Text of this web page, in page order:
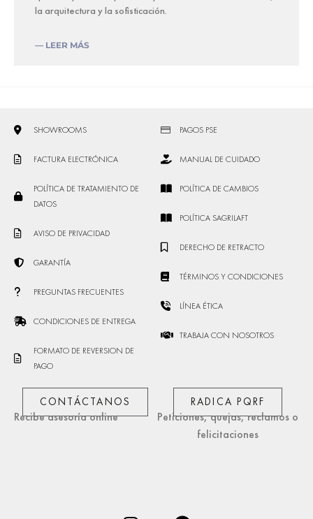
la arquitectura y la sofisticación.
— LEER MÁS
SHOWROOMS
FACTURA ELECTRÓNICA
POLÍTICA DE TRATAMIENTO DE
DATOS
AVISO DE PRIVACIDAD
GARANTÍA
PREGUNTAS FRECUENTES
CONDICIONES DE ENTREGA
FORMATO DE REVERSION DE
PAGO
PAGOS PSE
MANUAL DE CUIDADO
POLÍTICA DE CAMBIOS
POLÍTICA SAGRILAFT
DERECHO DE RETRACTO
TÉRMINOS Y CONDICIONES
LÍNEA ÉTICA
TRABAJA CON NOSOTROS
CONTÁCTANOS
Recibe asesoría online
RADICA PQRF
Peticiones, quejas, reclamos o
felicitaciones